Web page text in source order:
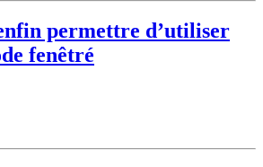
permettre d’utiliser
fenêtré